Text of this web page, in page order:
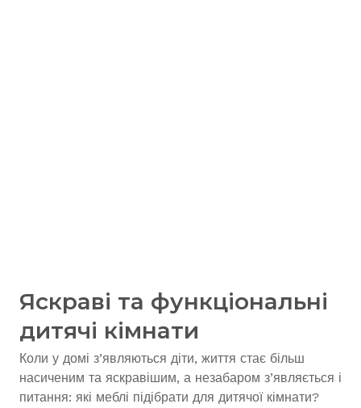
Яскраві та функціональні
дитячі кімнати
Коли у домі з’являються діти, життя стає більш
насиченим та яскравішим, а незабаром з’являється і
питання: які меблі підібрати для дитячої кімнати?